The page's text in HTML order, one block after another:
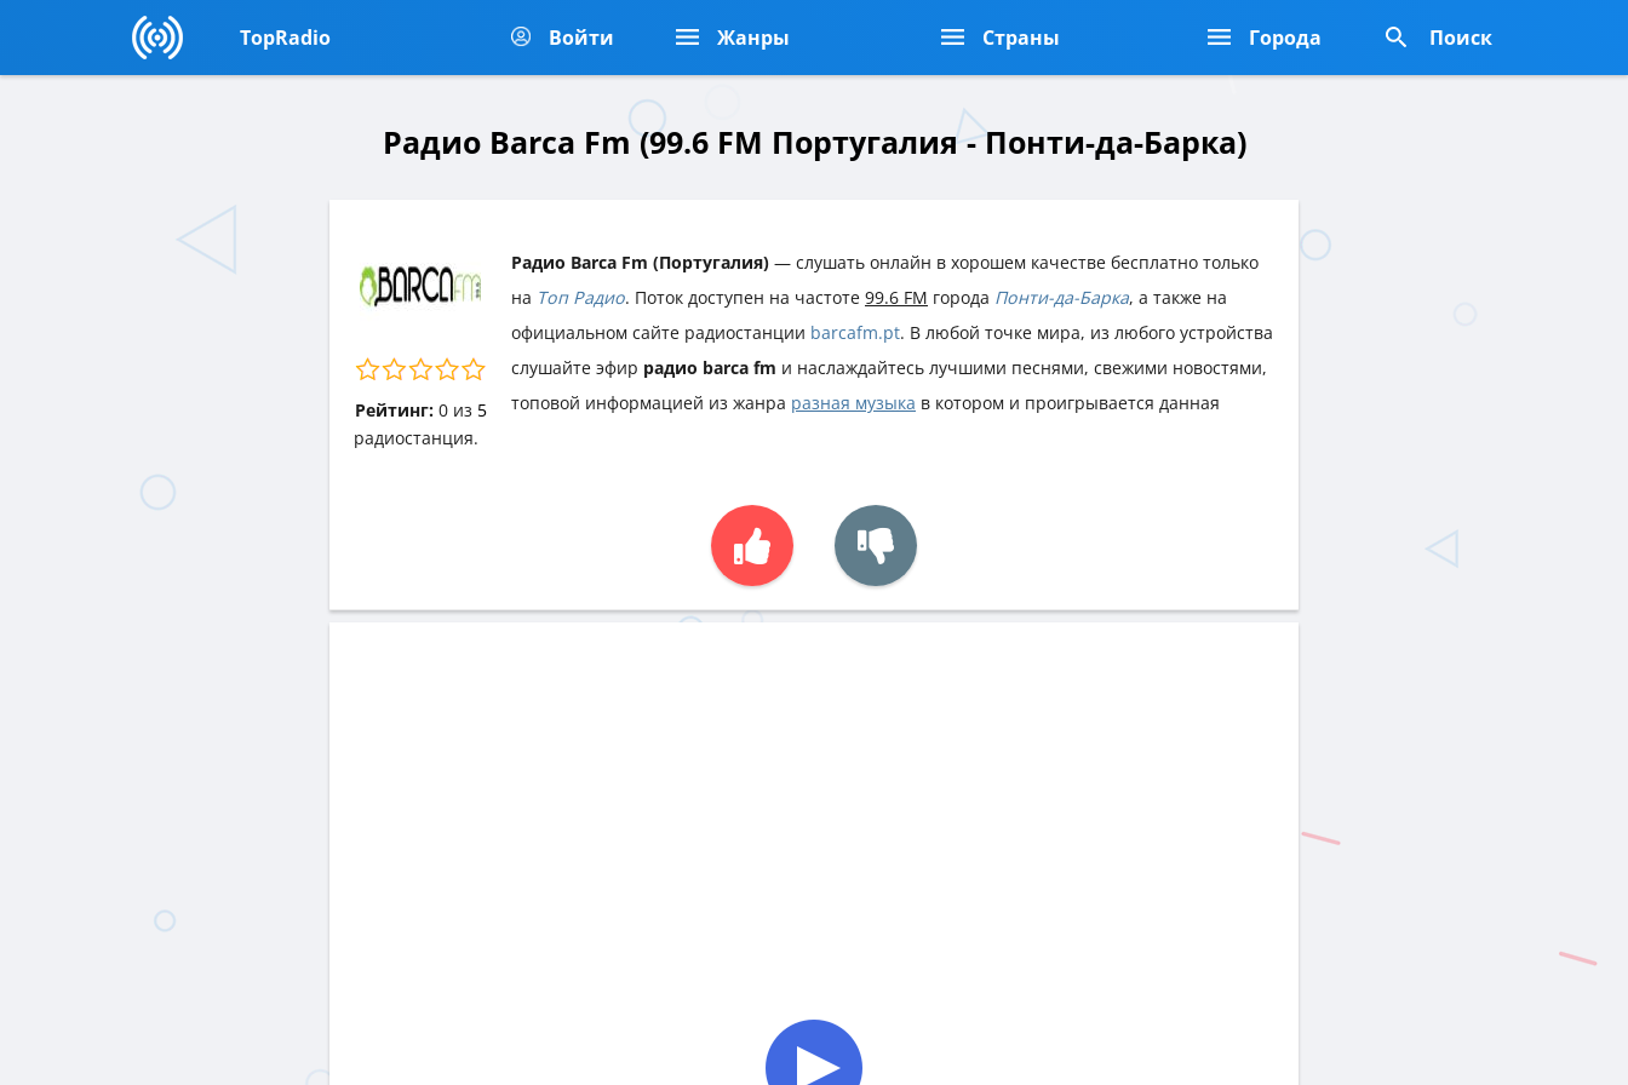
TopRadio Войти Жанры Страны Города Поиск
Радио Barca Fm (99.6 FM Португалия - Понти-да-Барка)
Рейтинг: 0из 5
Радио Barca Fm (Португалия) — слушать онлайн в хорошем качестве бесплатно только
на Топ Радио. Поток доступен на частоте 99.6 FM города Понти-да-Барка, а также на
официальном сайте радиостанции barcafm.pt. В любой точке мира, из любого устройства
слушайте эфир радио barca fm и наслаждайтесь лучшими песнями, свежими новостями,
топовой информацией из жанра разная музыка в котором и проигрывается данная
радиостанция.